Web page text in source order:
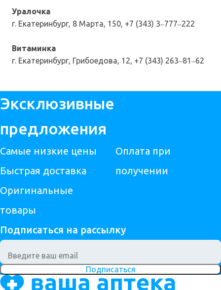
Уралочка
г. Екатеринбург, 8 Марта, 150, +7 (343) 3‒777‒222
Витаминка
г. Екатеринбург, Грибоедова, 12, +7 (343) 263‒81‒62
Эксклюзивные
предложения
Самые низкие цены
Быстрая доставка
Оригинальные
товары
Оплата при
получении
Подписаться на рассылку
Подписаться